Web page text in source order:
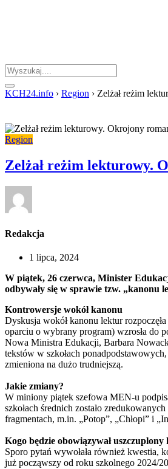
KCH24.info › Region › Zelżał reżim
Region
Zelżał reżim lekturowy.
Redakcja
1 lipca, 2024
W piątek, 26 czerwca, Minister
odbywały się w sprawie tzw. „kanonu
Kontrowersje wokół kanonu
Dyskusja wokół kanonu lektur
oparciu o wybrany program) wzrosła do
Nowa Ministra Edukacji, Barbara
tekstów w szkołach
zmieniona na dużo trudniejszą.
Jakie zmiany?
W miniony piątek szefowa MEN-u
szkołach średnich zostało
fragmentach, m.in. „Potop”, „Chłopi” i
Kogo będzie obowiązywał uszczuplony
Sporo pytań wywołała również kwestia,
już począwszy od roku szkolnego 2024/